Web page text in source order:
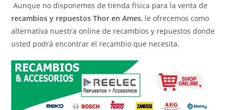
Aunque no disponemos de tienda física para la venta de
recambios y repuestos Thor en Ames, le ofrecemos como
alternativa nuestra online de recambios y repuestos donde
usted podrá encontrar el recambio que necesita.